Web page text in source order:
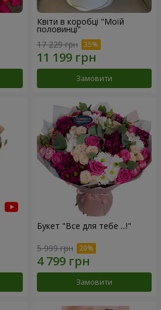
Квіти в коробці "Моїй
половинці"
17 229 грн
Замовити
Букет "Все для тебе ...!"
5 999 грн
Замовити